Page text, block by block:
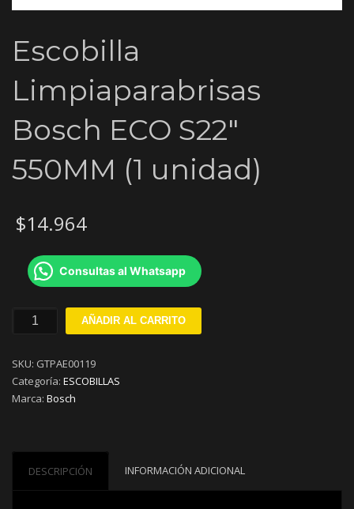
Escobilla
Limpiaparabrisas
Bosch ECO S22″
550MM (1 unidad)
$14.964
Consultas al Whatsapp
Escobilla
Limpiaparabrisas
ECO
S22"
550MM
cantidad
AÑADIR AL CARRITO
SKU: GTPAE00119
Categoría: ESCOBILLAS
Marca: Bosch
DESCRIPCIÓN INFORMACIÓN ADICIONAL